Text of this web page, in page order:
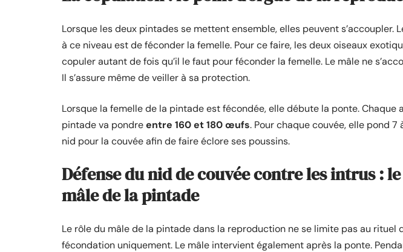
Lorsque les deux pintades se mettent ensemble, elles peuvent s’accoupler.
à ce niveau est de féconder la femelle. Pour ce faire, les deux oiseaux
copuler autant de fois qu’il le faut pour féconder la femelle. Le mâle ne
Il s’assure même de veiller à sa protection.
Lorsque la femelle de la pintade est fécondée, elle débute la ponte. Chaque
pintade va pondreentre 160 et 180 œufs. Pour chaque couvée, elle pond
nid pour la couvée afin de faire éclore ses poussins.
Défense du nid de couvée contre les intrus :
mâle de la pintade
Le rôle du mâle de la pintade dans la reproduction ne se limite pas au rituel
fécondation uniquement. Le mâle intervient également après la ponte.